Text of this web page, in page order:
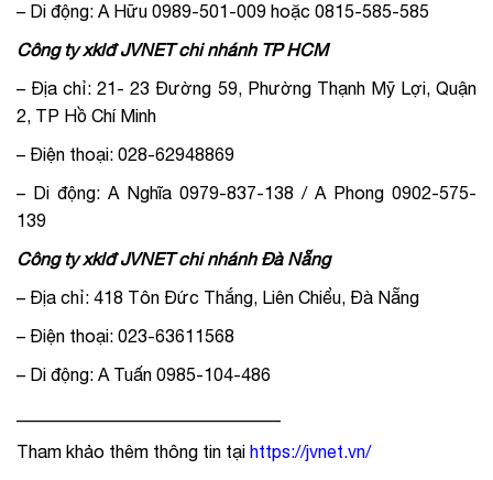
– Di động: A Hữu 0989-501-009 hoặc 0815-585-585
Công ty xklđ JVNET chi nhánh TP HCM
– Địa chỉ: 21- 23 Đường 59, Phường Thạnh Mỹ Lợi, Quận
2, TP Hồ Chí Minh
– Điện thoại: 028-62948869
– Di động: A Nghĩa 0979-837-138 / A Phong 0902-575-
139
Công ty xklđ JVNET chi nhánh Đà Nẵng
– Địa chỉ: 418 Tôn Đức Thắng, Liên Chiểu, Đà Nẵng
– Điện thoại: 023-63611568
– Di động: A Tuấn 0985-104-486
Tham khảo thêm thông tin tại https://jvnet.vn/